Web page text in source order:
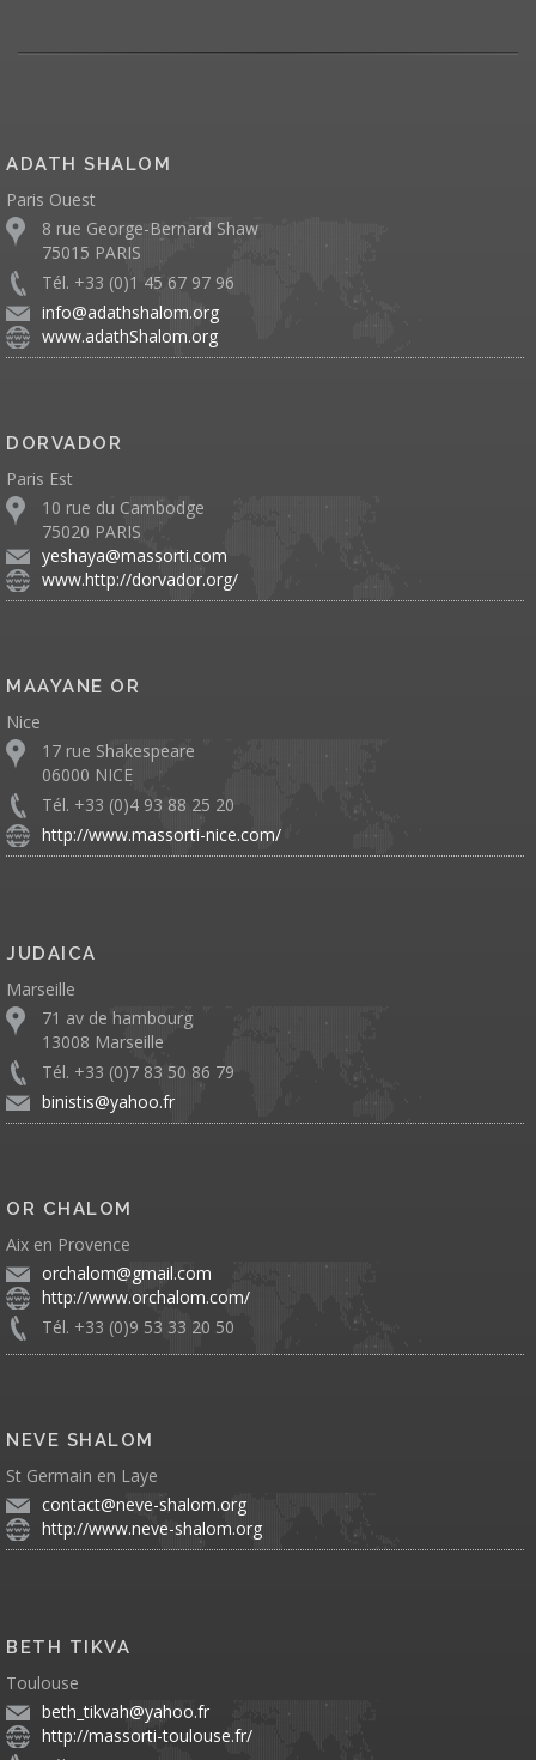
ADATH SHALOM
Paris Ouest
8 rue George-Bernard Shaw
75015 PARIS
Tél. +33 (0)1 45 67 97 96
info@adathshalom.org
www.adathShalom.org
DORVADOR
Paris Est
10 rue du Cambodge
75020 PARIS
yeshaya@massorti.com
www.http://dorvador.org/
MAAYANE OR
Nice
17 rue Shakespeare
06000 NICE
Tél. +33 (0)4 93 88 25 20
http://www.massorti-nice.com/
JUDAICA
Marseille
71 av de hambourg
13008 Marseille
Tél. +33 (0)7 83 50 86 79
binistis@yahoo.fr
OR CHALOM
Aix en Provence
orchalom@gmail.com
http://www.orchalom.com/
Tél. +33 (0)9 53 33 20 50
NEVE SHALOM
St Germain en Laye
contact@neve-shalom.org
http://www.neve-shalom.org
BETH TIKVA
Toulouse
beth_tikvah@yahoo.fr
http://massorti-toulouse.fr/